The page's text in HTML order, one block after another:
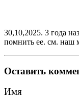
30,10,2025. 3 года
помнить ее. см. наш
Оставить
Имя